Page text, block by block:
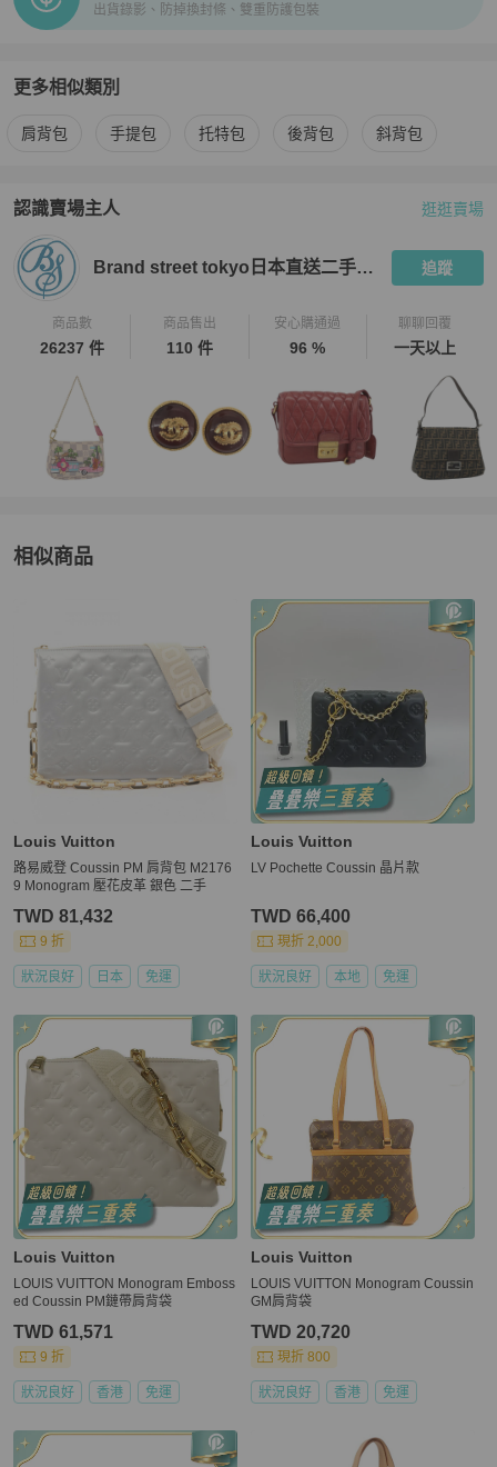
★ 二手商品非新品，圖文已盡力完整敘述細節，請買家務必將商品照
片放大看，並綜合商品圖片和文字去綜合考量與判斷。
明確標示等級，如下單即表示可接受商品狀況。
標準的不同，請務必下單前詳細確認商品照片細節和商品情報說明文
★ 中古品有正常使用痕跡，瑕疵基本已拍出，細節如圖，了解更多請
使用APP聊聊和客服聯繫。
★包袋尺寸由於測量手法不同，誤差在1cm-3cm屬於正常範圍，正常
範圍內誤差不作為退換貨依據。
【PopChill 台北 │ 香港 中英文雙語客戶服務】
★ 商品出售人授權 PopChill 台灣提供友善之中英文雙語客戶服務。
Chill 會幫您代為詢問日本賣家。
★ App 版聊聊服務時間：週一到週五 09:30～18:30。
★ 二手商品只有一件，如商品已經在原網站上被售出、刪除，PopC
hill 會為您取消訂單，還請見諒。
★ 若商品已通過跨境寄送與 PopChill 的鑑定抵達買家手上，而買家
Brand Street 日本，PopChill 並非商品轉售人，商品係為您向日本 B
rand Street 購買，我方協助進行鑑定和訂購，因此我方無法代替賣
方（Brand Street）行使是否同意退貨的權利，Brand Street 是日本
老牌中古店，對於品質和信譽均有良好的把關，敬請放心購買。
★ 買家一旦依照 PopChill 平台所定方式、條件及流程完成下單，即
表示願意依照本服務約定條款及相關網頁上所載明的約定內容、交易
條件、退貨政策或限制。
【電子發票與關稅政策】
★ 商品通過鑑定（鑑證）後，PopChill 依法將會開立「訂單金額」全
額的台灣統一發票，以電子發票形式寄至買家提供之電郵信箱。
★ 各國海關如有關稅 PopChill 均依法申報相符之金額，且均由 Pop
出貨錄影、防掉換封條、雙重防護包裝
更多相似類別
更多Louis Vuitton女包 相似商品推薦
肩背包 手提包 托特包 後背包 斜背包
認識賣場主人
PopChill 拍拍圈嚴選賣家 Brand street tokyo日本直送二手名牌
逛逛賣場
Brand street tokyo日本直送二手名牌 追蹤
商品數
26237 件
商品售出
110 件
安心購通過
96 %
聊聊回覆
一天以上
相似商品
推薦精品
Louis Vuitton
路易威登 Coussin PM 肩背包 M2176
9 Monogram 壓花皮革 銀色 二手
TWD 81,432
9 折
狀況良好 日本 免運
Louis Vuitton
LV Pochette Coussin 晶片款
TWD 66,400
現折 2,000
狀況良好 本地 免運
Louis Vuitton
LOUIS VUITTON Monogram Emboss
ed Coussin PM鏈帶肩背袋
TWD 61,571
9 折
狀況良好 香港 免運
Louis Vuitton
LOUIS VUITTON Monogram Coussin
GM肩背袋
TWD 20,720
現折 800
狀況良好 香港 免運